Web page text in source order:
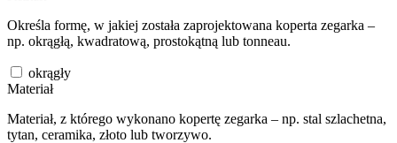
Określa formę, w jakiej została zaprojektowana koperta zegarka –
np. okrągłą, kwadratową, prostokątną lub tonneau.
okrągły
Materiał
Materiał, z którego wykonano kopertę zegarka – np. stal szlachetna,
tytan, ceramika, złoto lub tworzywo.